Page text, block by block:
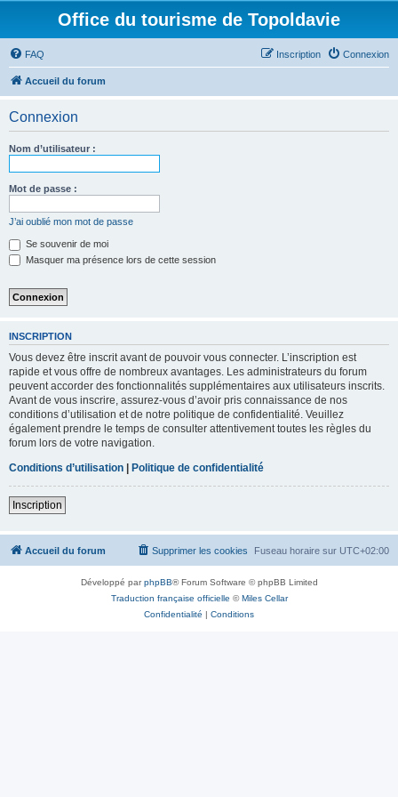
Office du tourisme de Topoldavie
FAQ Connexion
Inscription
Accueil du forum
Connexion
Nom d’utilisateur :
Mot de passe :
J’ai oublié mon mot de passe
Se souvenir de moi
Masquer ma présence lors de cette session
INSCRIPTION
Vous devez être inscrit avant de pouvoir vous connecter. L’inscription est
rapide et vous offre de nombreux avantages. Les administrateurs du forum
peuvent accorder des fonctionnalités supplémentaires aux utilisateurs inscrits.
Avant de vous inscrire, assurez-vous d’avoir pris connaissance de nos
conditions d’utilisation et de notre politique de confidentialité. Veuillez
également prendre le temps de consulter attentivement toutes les règles du
forum lors de votre navigation.
Conditions d’utilisation | Politique de confidentialité
Inscription
Accueil du forum Fuseau horaire sur UTC+02:00
Supprimer les cookies
Développé parphpBB® Forum Software © phpBB Limited
Traduction française officielle ©Miles Cellar
Confidentialité | Conditions